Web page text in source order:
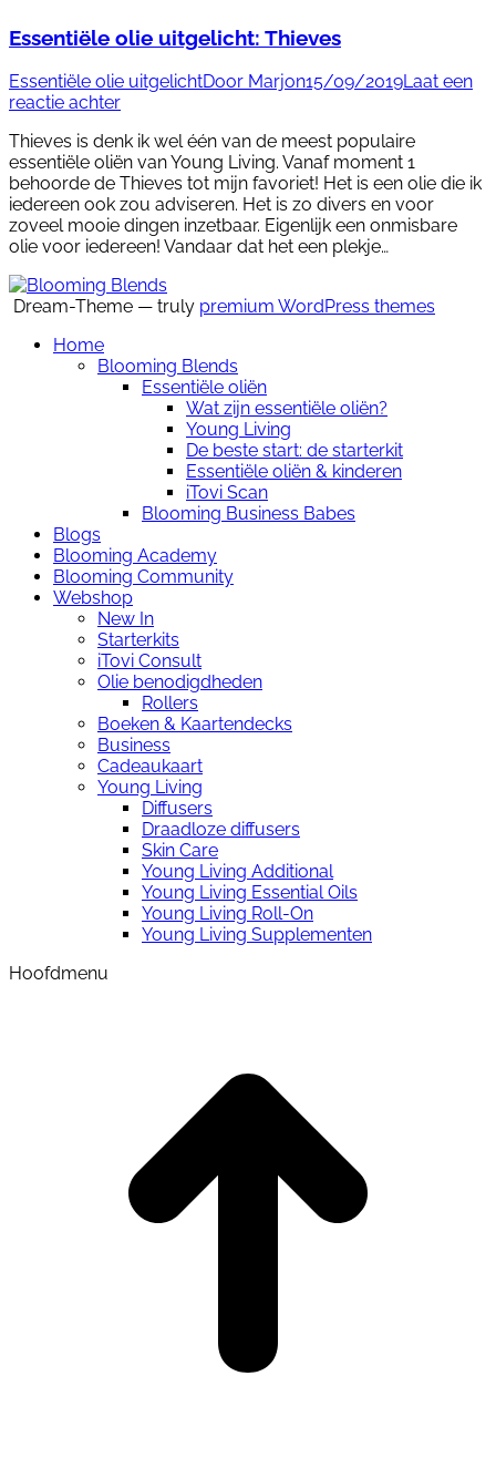
Essentiële olie uitgelicht: Thieves
Essentiële olie uitgelichtDoor Marjon15/09/2019Laat een
reactie achter
Thieves is denk ik wel één van de meest populaire
essentiële oliën van Young Living. Vanaf moment 1
behoorde de Thieves tot mijn favoriet! Het is een olie die ik
iedereen ook zou adviseren. Het is zo divers en voor
zoveel mooie dingen inzetbaar. Eigenlijk een onmisbare
olie voor iedereen! Vandaar dat het een plekje…
Dream-Theme — truly premium WordPress themes
Home
Blooming Blends
Essentiële oliën
Wat zijn essentiële oliën?
Young Living
De beste start: de starterkit
Essentiële oliën & kinderen
iTovi Scan
Blooming Business Babes
Blogs
Blooming Academy
Blooming Community
Webshop
New In
Starterkits
iTovi Consult
Olie benodigdheden
Rollers
Boeken & Kaartendecks
Business
Cadeaukaart
Young Living
Diffusers
Draadloze diffusers
Skin Care
Young Living Additional
Young Living Essential Oils
Young Living Roll-On
Young Living Supplementen
Hoofdmenu